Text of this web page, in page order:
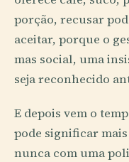
porção, recusar
aceitar, porque o
mas social, uma
seja reconhecido
E depois vem o
pode significar
nunca com uma